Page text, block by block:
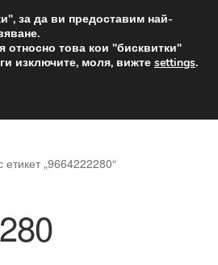
от 12 лв.
по целия свят
етикет „9664222280“
за да ви предоставим най-
това кои "бисквитки"
изключите, моля, вижте settings.